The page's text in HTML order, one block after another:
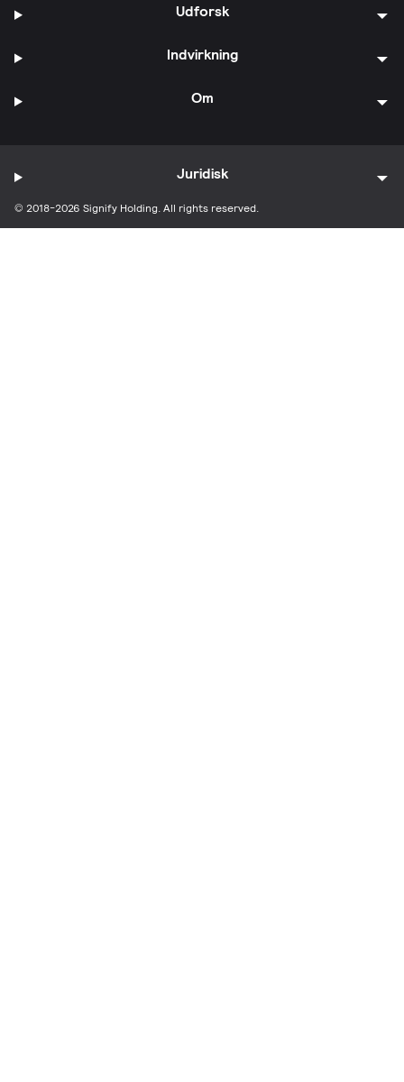
Udforsk
Indvirkning
Om
© 2018-2026 Signify Holding. All rights reserved.
Juridisk